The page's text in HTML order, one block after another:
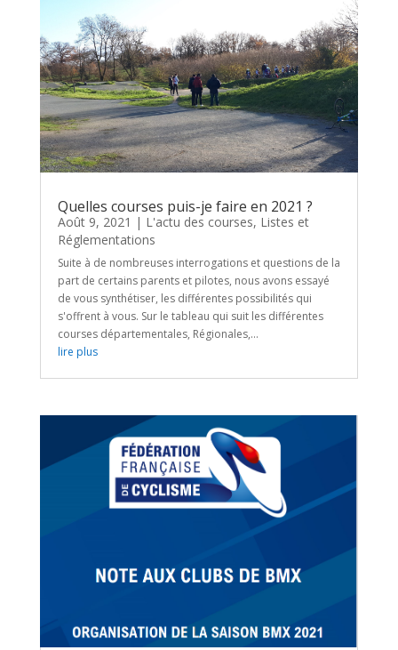
Quelles courses puis-je faire en 2021 ?
Août 9, 2021 | L'actu des courses, Listes et
Réglementations
Suite à de nombreuses interrogations et questions de la
part de certains parents et pilotes, nous avons essayé
de vous synthétiser, les différentes possibilités qui
s'offrent à vous. Sur le tableau qui suit les différentes
courses départementales, Régionales,...
lire plus